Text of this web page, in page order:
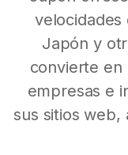
velocidades
Japón y
convierte en
empresas e
sus sitios web,